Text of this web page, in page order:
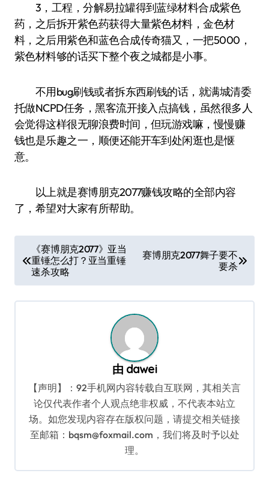
3，工程，分解易拉罐得到蓝绿材料合成紫色
药，之后拆开紫色药获得大量紫色材料，金色材
料，之后用紫色和蓝色合成传奇猫又，一把5000，
紫色材料够的话买下整个夜之城都是小事。
不用bug刷钱或者拆东西刷钱的话，就满城清委
托做NCPD任务，黑客流开接入点搞钱，虽然很多人
会觉得这样很无聊浪费时间，但玩游戏嘛，慢慢赚
钱也是乐趣之一，顺便还能开车到处闲逛也是惬
意。
以上就是赛博朋克2077赚钱攻略的全部内容
了，希望对大家有所帮助。
章
导
航
《赛博朋克2077》亚当
重锤怎么打？亚当重锤
速杀攻略
赛博朋克2077舞子要不
要杀
由 dawei
【声明】：92手机网内容转载自互联网，其相关言
论仅代表作者个人观点绝非权威，不代表本站立
场。如您发现内容存在版权问题，请提交相关链接
至邮箱：bqsm@foxmail.com，我们将及时予以处
理。